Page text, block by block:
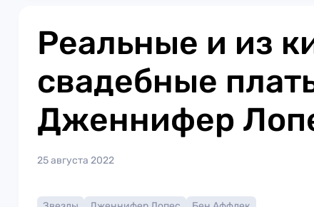
Реальные и из
свадебные
Дженнифер
25 августа 2022